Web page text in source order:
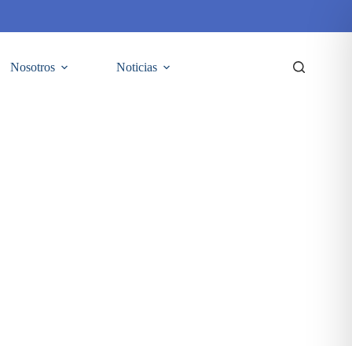
Nosotros Noticias